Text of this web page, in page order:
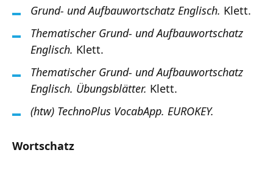
Grund- und Aufbauwortschatz Englisch. Klett.
Thematischer Grund- und Aufbauwortschatz
Englisch. Klett.
Thematischer Grund- und Aufbauwortschatz
Englisch. Übungsblätter. Klett.
(htw) TechnoPlus VocabApp. EUROKEY.
Wortschatz